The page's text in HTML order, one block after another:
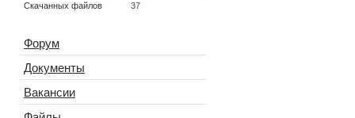
Скачанных файлов
37
Форум
Документы
Вакансии